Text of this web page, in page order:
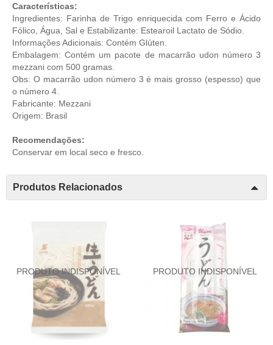
Características:
Ingredientes: Farinha de Trigo enriquecida com Ferro e Ácido
Fólico, Água, Sal e Estabilizante: Estearoil Lactato de Sódio.
Informações Adicionais: Contém Glúten.
Embalagem: Contém um pacote de macarrão udon número 3
mezzani com 500 gramas.
Obs: O macarrão udon número 3 é mais grosso (espesso) que
o número 4.
Fabricante: Mezzani
Origem: Brasil
Recomendações:
Conservar em local seco e fresco.
Produtos Relacionados